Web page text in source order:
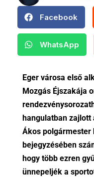
Facebook
WhatsApp
Eger városa első
Mozgás Éjszakája
hangulatban
Ákos polgármester
bejegyzésében
hogy több ezren
ünnepeljék a